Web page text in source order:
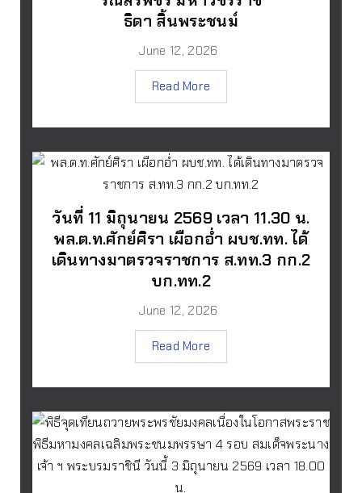
ธิดา สิ้นพระชนม์
June 12, 2026
Read More
วันที่ 11 มิถุนายน 2569 เวลา 11.30 น.
พล.ต.ท.ศักย์ศิรา เผือกอ่ำ ผบช.ทท. ได้
เดินทางมาตรวจราชการ ส.ทท.3 กก.2
บก.ทท.2
June 12, 2026
Read More